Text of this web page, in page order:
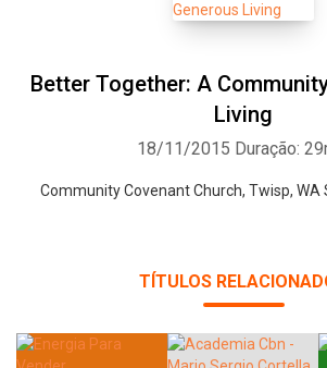
Better Together: A
Living
18/11/2015 Duração:
Community Covenant Church, Twisp,
TÍTULOS